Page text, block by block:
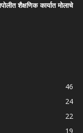
शैक्षणिक कार्यात मोलाचे
46
24
22
19